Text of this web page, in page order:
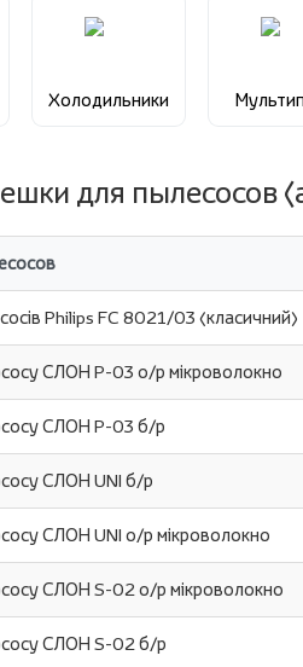
Холодильники
для пылесосов
Philips FC 8021/03 (класичний)
СЛОН P-03 о/р мікроволокно
СЛОН P-03 б/р
СЛОН UNI б/р
СЛОН UNI о/р мікроволокно
СЛОН S-02 о/р мікроволокно
СЛОН S-02 б/р